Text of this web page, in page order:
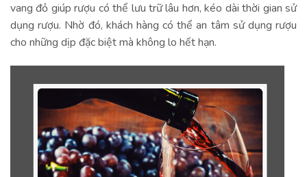
vang đỏ giúp rượu có thể lưu trữ lâu hơn, kéo dài thời gian sử
dụng rượu. Nhờ đó, khách hàng có thể an tâm sử dụng rượu
cho những dịp đặc biệt mà không lo hết hạn.